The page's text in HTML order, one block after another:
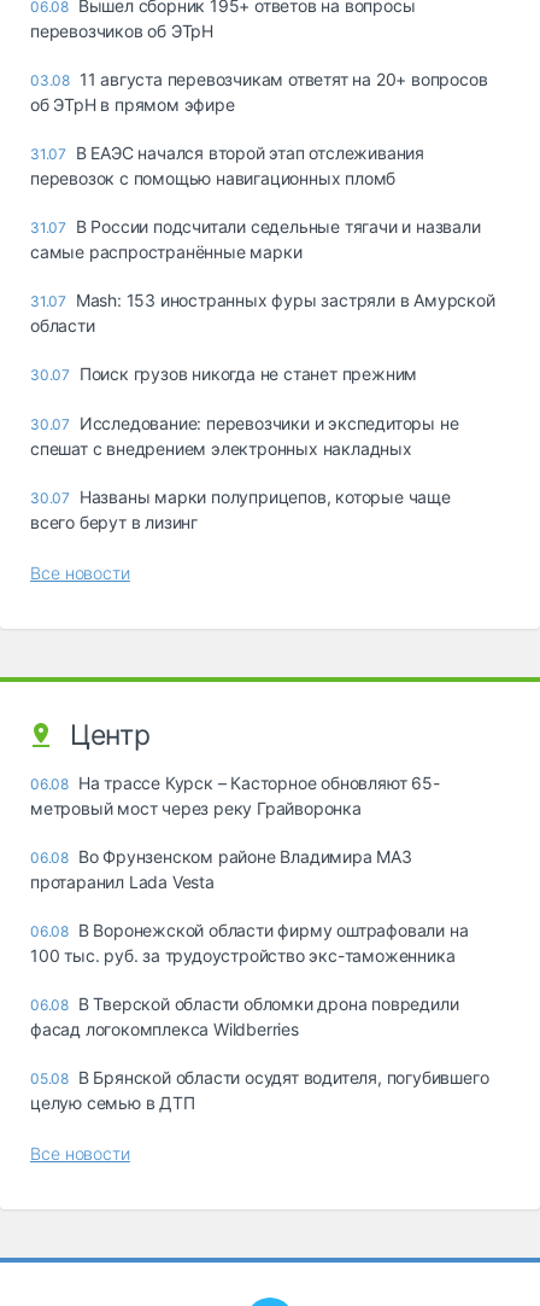
06.08 Вышел сборник 195+ ответов на вопросы
перевозчиков об ЭТрН
03.08 11 августа перевозчикам ответят на 20+ вопросов
об ЭТрН в прямом эфире
31.07
В ЕАЭС начался второй этап отслеживания
перевозок с помощью навигационных пломб
31.07
В России подсчитали седельные тягачи и назвали
самые распространённые марки
31.07
Mash: 153 иностранных фуры застряли в Амурской
области
30.07 Поиск грузов никогда не станет прежним
30.07
Исследование: перевозчики и экспедиторы не
спешат с внедрением электронных накладных
30.07
Названы марки полуприцепов, которые чаще
всего берут в лизинг
Все новости
Центр
06.08 На трассе Курск – Касторное обновляют 65-
метровый мост через реку Грайворонка
06.08 Во Фрунзенском районе Владимира МАЗ
протаранил Lada Vesta
06.08 В Воронежской области фирму оштрафовали на
100 тыс. руб. за трудоустройство экс-таможенника
06.08 В Тверской области обломки дрона повредили
фасад логокомплекса Wildberries
05.08 В Брянской области осудят водителя, погубившего
целую семью в ДТП
Все новости